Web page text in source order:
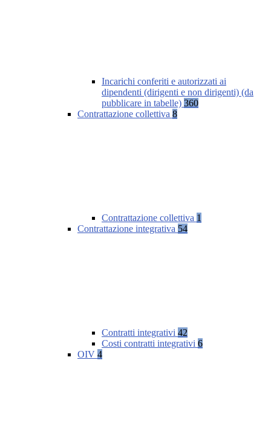
Incarichi conferiti e autorizzati ai
dipendenti (dirigenti e non dirigenti) (da
pubblicare in tabelle) 360
Contrattazione collettiva 8
Contrattazione collettiva 1
Contrattazione integrativa 54
Contratti integrativi 42
Costi contratti integrativi 6
OIV 4